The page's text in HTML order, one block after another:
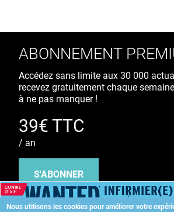
Nous utilisons les cookies pour améliorer votre
ABONNEMENT
Accédez sans limite aux 30 000
recevez gratuitement chaque
à ne pas manquer !
39€ TTC
/ an
S'ABONNER